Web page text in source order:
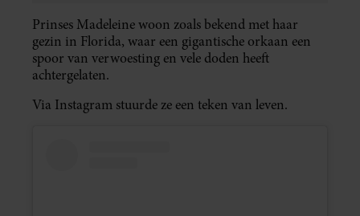
Prinses Madeleine woon zoals bekend met haar
gezin in Florida, waar een gigantische orkaan een
spoor van verwoesting en vele doden heeft
achtergelaten.
Via Instagram stuurde ze een teken van leven.